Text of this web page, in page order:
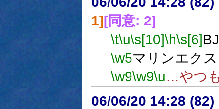
1][同意: 2]
\t\u\s[10]\h\s[6]
\w5マリンエク
\w9\w9\u…やつ
06/06/20 14:28 (82)